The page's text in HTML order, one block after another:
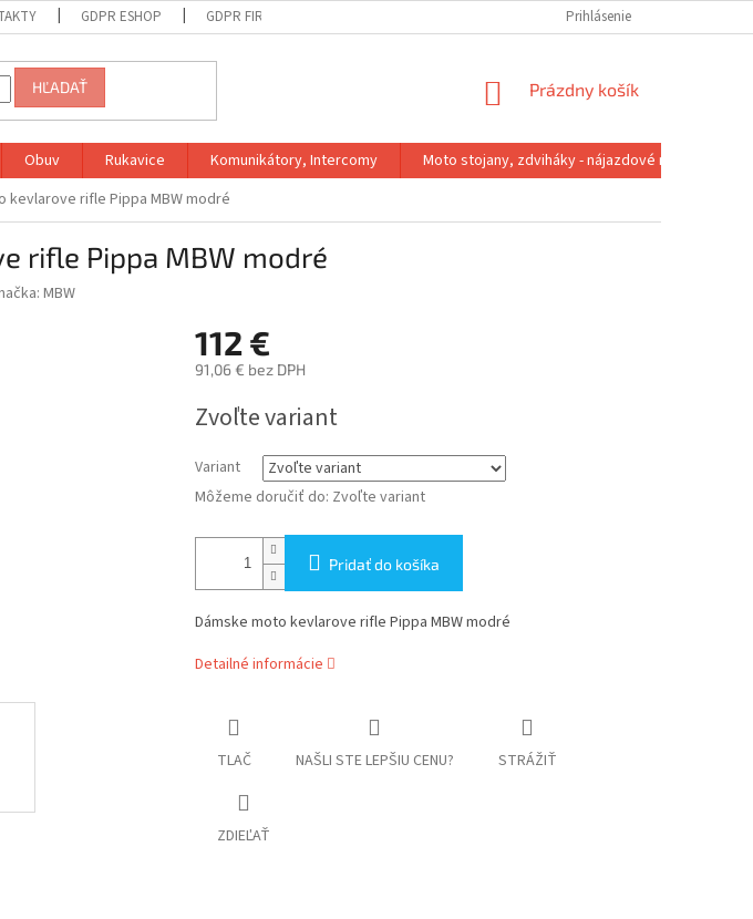
GDPR ESHOP GDPR FIRMA VÝMENA VEĽKOSTI
Prihlásenie
HĽADAŤ
NÁKUPNÝ
Prázdny košík
Obuv Rukavice Komunikátory, Intercomy Moto stojany, zdviháky - nájazdové rampy
kevlarove rifle Pippa MBW modré
rifle Pippa MBW modré
MBW
112 €
91,06 € bez DPH
cena:
Zvoľte variant
Variant
Môžeme doručiť do: Zvoľte variant
Pridať do košíka
Dámske moto kevlarove rifle Pippa MBW modré
Detailné informácie
TLAČ NAŠLI STE LEPŠIU CENU? STRÁŽIŤ
ZDIEĽAŤ